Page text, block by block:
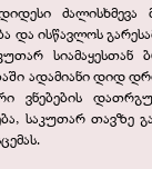
ძალისხმევა
და ისწავლოს
ადამიანი დიდ
ვნებების
საკუთარ თავზე